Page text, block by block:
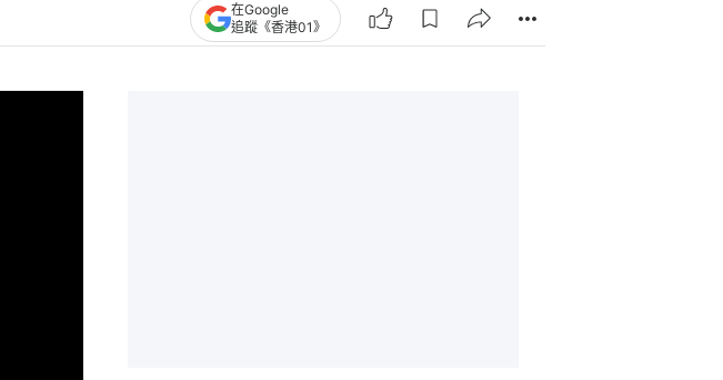
在Google
追蹤《香港01》